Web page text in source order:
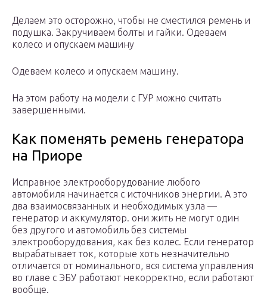
Делаем это осторожно, чтобы не сместился ремень и
подушка. Закручиваем болты и гайки. Одеваем
колесо и опускаем машину
Одеваем колесо и опускаем машину.
На этом работу на модели с ГУР можно считать
завершенными.
Как поменять ремень генератора
на Приоре
Исправное электрооборудование любого
автомобиля начинается с источников энергии. А это
два взаимосвязанных и необходимых узла —
генератор и аккумулятор. они жить не могут один
без другого и автомобиль без системы
электрооборудования, как без колес. Если генератор
вырабатывает ток, которые хоть незначительно
отличается от номинального, вся система управления
во главе с ЭБУ работают некорректно, если работают
вообще.